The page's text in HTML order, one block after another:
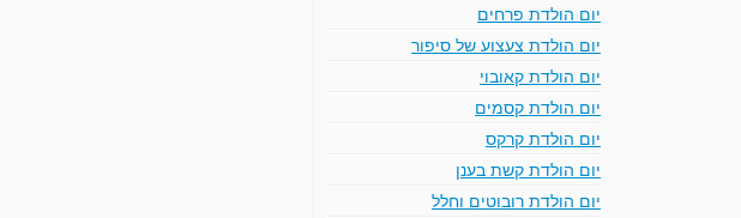
יום הולדת פרחים
יום הולדת צעצוע של סיפור
יום הולדת קאובוי
יום הולדת קסמים
יום הולדת קרקס
יום הולדת קשת בענן
יום הולדת רובוטים וחלל